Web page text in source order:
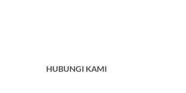
HUBUNGI KAMI